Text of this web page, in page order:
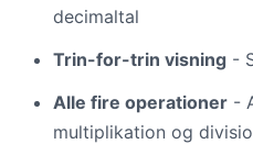
decimaltal
Trin-for-trin visning -
Alle fire operationer -
multiplikation og